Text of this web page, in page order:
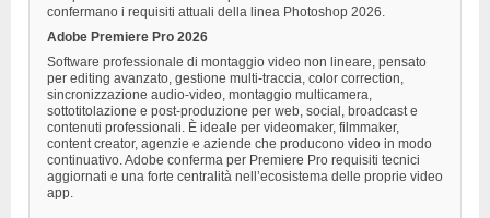
confermano i requisiti attuali della linea Photoshop 2026.
Adobe Premiere Pro 2026
Software professionale di montaggio video non lineare, pensato
per editing avanzato, gestione multi-traccia, color correction,
sincronizzazione audio-video, montaggio multicamera,
sottotitolazione e post-produzione per web, social, broadcast e
contenuti professionali. È ideale per videomaker, filmmaker,
content creator, agenzie e aziende che producono video in modo
continuativo. Adobe conferma per Premiere Pro requisiti tecnici
aggiornati e una forte centralità nell’ecosistema delle proprie video
app.